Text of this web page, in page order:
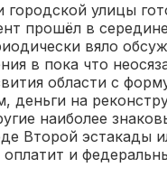
городской улицы
прошёл в
вяло
в пока что
области с
деньги на
наиболее
Второй эстакады
и